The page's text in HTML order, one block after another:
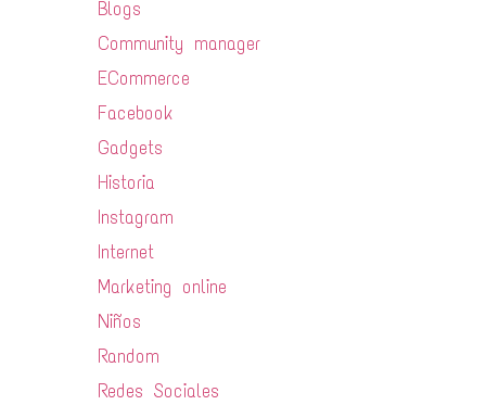
Blogs
Community manager
ECommerce
Facebook
Gadgets
Historia
Instagram
Internet
Marketing online
Niños
Random
Redes Sociales